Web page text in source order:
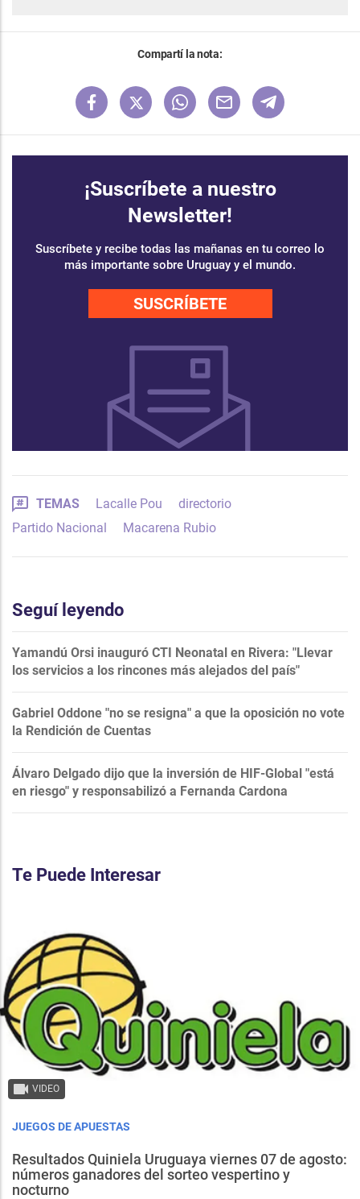
Compartí la nota:
¡Suscríbete a nuestro
Newsletter!
Suscríbete y recibe todas las mañanas en tu correo lo
más importante sobre Uruguay y el mundo.
SUSCRÍBETE
TEMAS Lacalle Pou
directorio
Partido Nacional
Macarena Rubio
Seguí leyendo
Yamandú Orsi inauguró CTI Neonatal en Rivera: "Llevar
los servicios a los rincones más alejados del país"
Gabriel Oddone "no se resigna" a que la oposición no vote
la Rendición de Cuentas
Álvaro Delgado dijo que la inversión de HIF-Global "está
en riesgo" y responsabilizó a Fernanda Cardona
Te Puede Interesar
VIDEO
JUEGOS DE APUESTAS
Resultados Quiniela Uruguaya viernes 07 de agosto:
números ganadores del sorteo vespertino y
nocturno